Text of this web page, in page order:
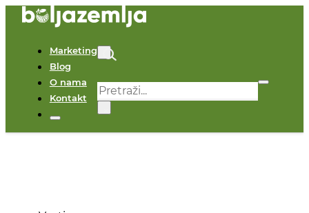
Marketing
Blog
O nama
Kontakt
Pretraga